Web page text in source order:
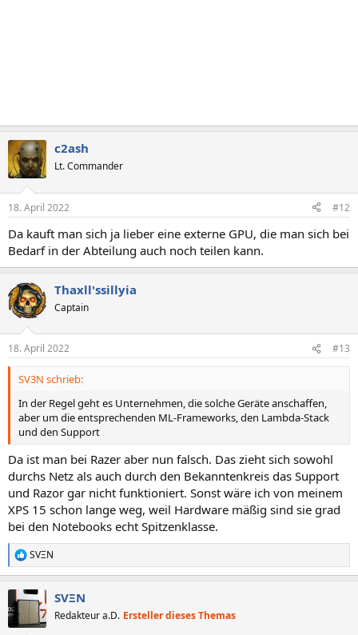
c2ash
Lt. Commander
18. April 2022 #12
Da kauft man sich ja lieber eine externe GPU, die man sich bei
Bedarf in der Abteilung auch noch teilen kann.
Thaxll'ssillyia
Captain
18. April 2022 #13
SV3N schrieb:
In der Regel geht es Unternehmen, die solche Geräte anschaffen,
aber um die entsprechenden ML-Frameworks, den Lambda-Stack
und den Support
Da ist man bei Razer aber nun falsch. Das zieht sich sowohl
durchs Netz als auch durch den Bekanntenkreis das Support
und Razor gar nicht funktioniert. Sonst wäre ich von meinem
XPS 15 schon lange weg, weil Hardware mäßig sind sie grad
bei den Notebooks echt Spitzenklasse.
R
e
k
t
SVΞN
SVΞN
Redakteur a.D. Ersteller dieses Themas